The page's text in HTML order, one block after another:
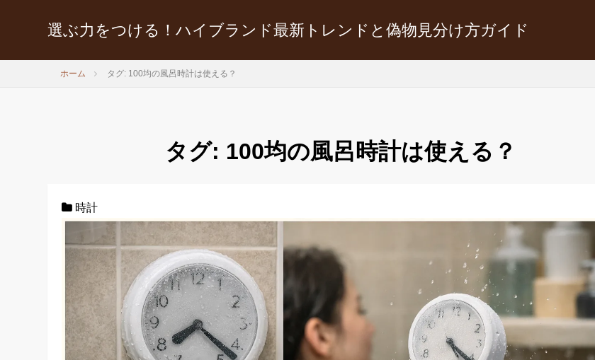
選ぶ力をつける！ハイブランド最新トレンドと偽物見分け方ガイド
ホーム タグ: 100均の風呂時計は使える？
タグ: 100均の風呂時計は使える？
時計